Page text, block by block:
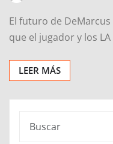
El futuro de
que el jugador y los
LEER MÁS